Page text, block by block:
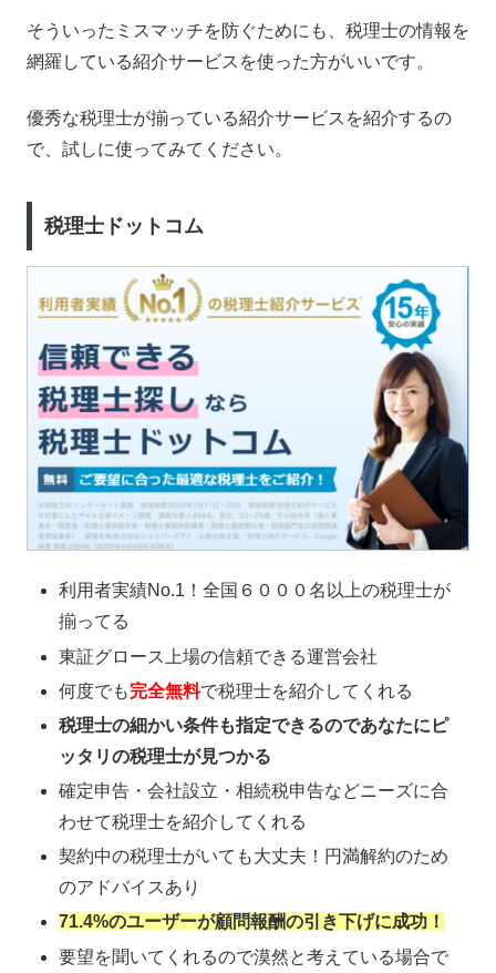
そういったミスマッチを防ぐためにも、税理士の情報を
網羅している紹介サービスを使った方がいいです。
優秀な税理士が揃っている紹介サービスを紹介するの
で、試しに使ってみてください。
税理士ドットコム
利用者実績No.1！全国６０００名以上の税理士が
揃ってる
東証グロース上場の信頼できる運営会社
何度でも完全無料で税理士を紹介してくれる
税理士の細かい条件も指定できるのであなたにピ
ッタリの税理士が見つかる
確定申告・会社設立・相続税申告などニーズに合
わせて税理士を紹介してくれる
契約中の税理士がいても大丈夫！円満解約のため
のアドバイスあり
71.4%のユーザーが顧問報酬の引き下げに成功！
要望を聞いてくれるので漠然と考えている場合で